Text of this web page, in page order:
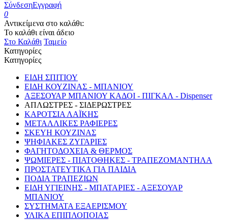
ΣύνδεσηΕγγραφή
0
Αντικείμενα στο καλάθι:
Το καλάθι είναι άδειο
Στο Καλάθι Ταμείο
Κατηγορίες
Κατηγορίες
ΕΙΔΗ ΣΠΙΤΙΟΥ
ΕΙΔΗ ΚΟΥΖΙΝΑΣ - ΜΠΑΝΙΟΥ
ΑΞΕΣΟΥΑΡ ΜΠΑΝΙΟΥ ΚΑΔΟΙ - ΠΙΓΚΑΛ - Dispenser
ΑΠΛΩΣΤΡΕΣ - ΣΙΔΕΡΩΣΤΡΕΣ
ΚΑΡΟΤΣΙΑ ΛΑΪΚΗΣ
ΜΕΤΑΛΛΙΚΕΣ ΡΑΦΙΕΡΕΣ
ΣΚΕΥΗ ΚΟΥΖΙΝΑΣ
ΨΗΦΙΑΚΕΣ ΖΥΓΑΡΙΕΣ
ΦΑΓΗΤΟΔΟΧΕΙΑ & ΘΕΡΜΟΣ
ΨΩΜΙΕΡΕΣ - ΠΙΑΤΟΘΗΚΕΣ - ΤΡΑΠΕΖΟΜΑΝΤΗΛΑ
ΠΡΟΣΤΑΤΕΥΤΙΚΑ ΓΙΑ ΠΑΙΔΙΑ
ΠΟΔΙΑ ΤΡΑΠΕΖΙΩΝ
ΕΙΔΗ ΥΓΙΕΙΝΗΣ - ΜΠΑΤΑΡΙΕΣ - ΑΞΕΣΟΥΑΡ
ΜΠΑΝΙΟΥ
ΣΥΣΤΗΜΑΤΑ ΕΞΑΕΡΙΣΜΟΥ
ΥΛΙΚΑ ΕΠΙΠΛΟΠΟΙΑΣ